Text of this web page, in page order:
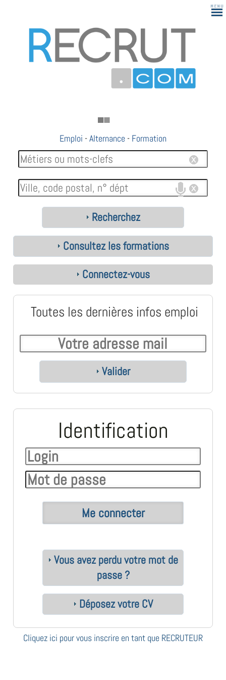
Emploi -Alternance - Formation
Recherchez
Consultez les formations
Connectez-vous
Toutes les dernières infos emploi
Valider
Identification
Vous avez perdu votre mot de
passe ?
Déposez votre CV
Cliquez ici pour vous inscrire en tant que RECRUTEUR